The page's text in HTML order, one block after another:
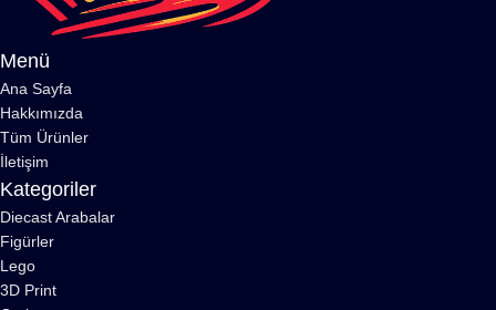
Menü
Ana Sayfa
Hakkımızda
Tüm Ürünler
İletişim
Kategoriler
Diecast Arabalar
Figürler
Lego
3D Print